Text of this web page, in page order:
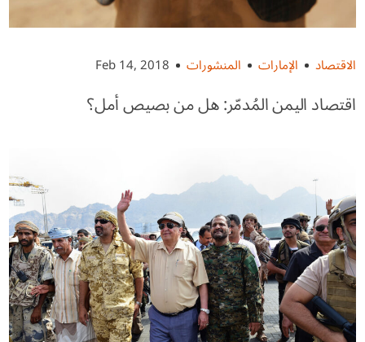
الاقتصاد الإمارات المنشورات Feb 14, 2018
اقتصاد اليمن المُدمّر: هل من بصيص أمل؟